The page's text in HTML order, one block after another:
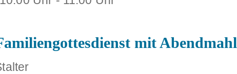
mit Abendmahl